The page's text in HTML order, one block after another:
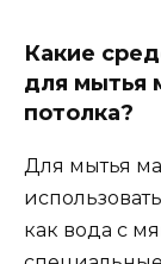
Какие
для мытья
потолка?
Для мытья
как вода с